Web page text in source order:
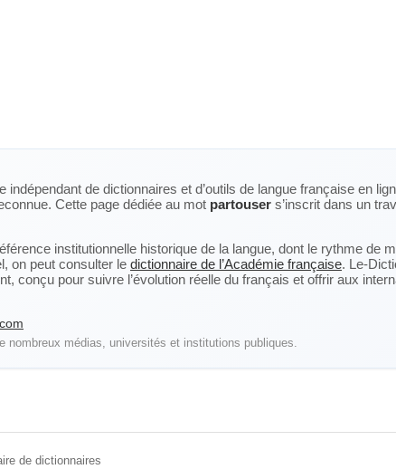
indépendant de dictionnaires et d’outils de langue française en
Cette page dédiée au mot partouser s’inscrit dans un
institutionnelle historique de la langue, dont le rythme de
on peut consulter le dictionnaire de l’Académie française. Le-
conçu pour suivre l’évolution réelle du français et offrir aux
nombreux médias, universités et institutions publiques.
de dictionnaires